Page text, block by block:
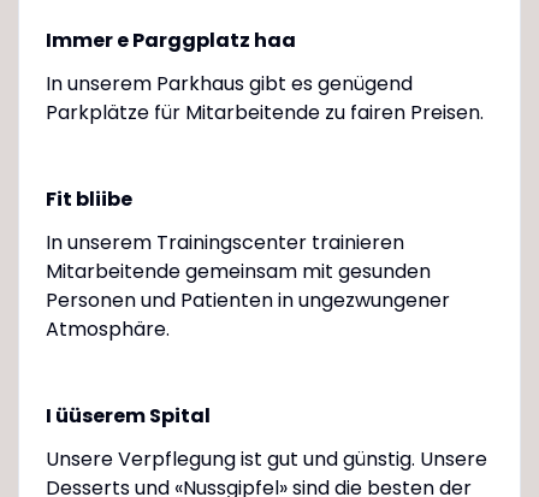
Immer e Parggplatz haa
In unserem Parkhaus gibt es genügend
Parkplätze für Mitarbeitende zu fairen Preisen.
Fit bliibe
In unserem Trainingscenter trainieren
Mitarbeitende gemeinsam mit gesunden
Personen und Patienten in ungezwungener
Atmosphäre.
I üüserem Spital
Unsere Verpflegung ist gut und günstig. Unsere
Desserts und «Nussgipfel» sind die besten der